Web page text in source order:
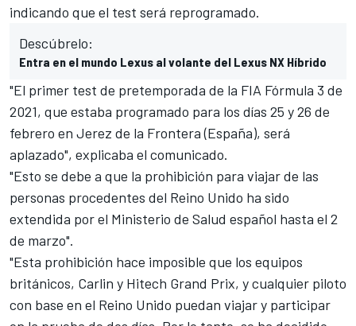
indicando que el test será reprogramado.
Descúbrelo:
Entra en el mundo Lexus al volante del Lexus NX Híbrido
"El primer test de pretemporada de la FIA Fórmula 3 de
2021, que estaba programado para los días 25 y 26 de
febrero en Jerez de la Frontera (España), será
aplazado", explicaba el comunicado.
"Esto se debe a que la prohibición para viajar de las
personas procedentes del Reino Unido ha sido
extendida por el Ministerio de Salud español hasta el 2
de marzo".
"Esta prohibición hace imposible que los equipos
británicos, Carlin y Hitech Grand Prix, y cualquier piloto
con base en el Reino Unido puedan viajar y participar